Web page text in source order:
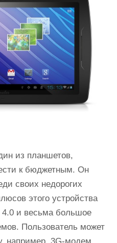
из планшетов,
к бюджетным. Он
своих недорогих
этого устройства
4.0 и весьма большое
Пользователь может